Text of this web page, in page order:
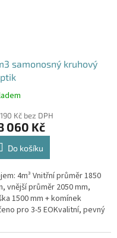
samonosný kruhový
Kč bez DPH
060 Kč
Do košíku
4m³ Vnitřní průměr 1850
vnější průměr 2050 mm,
1500 mm + komínek
pro 3-5 EOKvalitní, pevný
a pozici